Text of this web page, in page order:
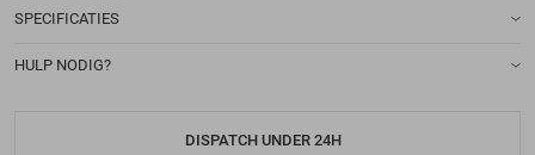
SPECIFICATIES
HULP NODIG?
DISPATCH UNDER 24H